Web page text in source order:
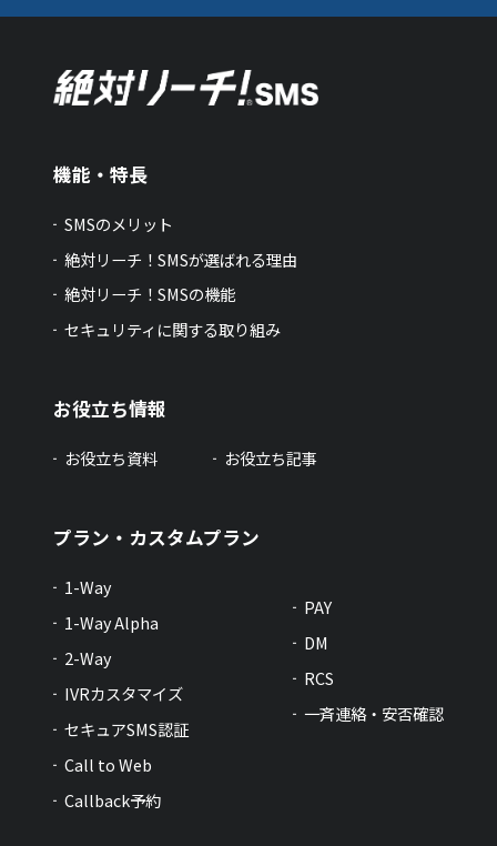
機能・特長
SMSのメリット
絶対リーチ！SMSが選ばれる理由
絶対リーチ！SMSの機能
セキュリティに関する取り組み
お役立ち情報
お役立ち資料 お役立ち記事
プラン・カスタムプラン
1-Way
1-Way Alpha
2-Way
IVRカスタマイズ
セキュアSMS認証
Call to Web
Callback予約
PAY
DM
RCS
一斉連絡・安否確認